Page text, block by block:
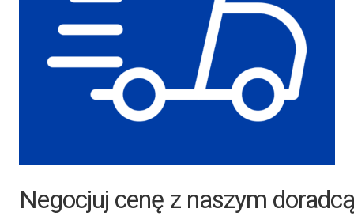
Negocjuj cenę z naszym